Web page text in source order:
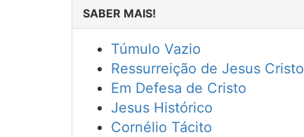
SABER MAIS!
Túmulo Vazio
Ressurreição de Jesus Cristo
Em Defesa de Cristo
Jesus Histórico
Cornélio Tácito